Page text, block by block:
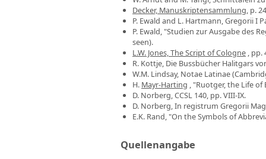
Decker, Manuskriptensammlung, p.
P. Ewald and L. Hartmann, Gregorii I
P. Ewald, "Studien zur Ausgabe des
seen).
L.W. Jones, The Script of Cologne , pp.
R. Kottje, Die Bussbücher Halitgars
W.M. Lindsay, Notae Latinae
H. Mayr-Harting , "Ruotger, the Life
D. Norberg, CCSL 140, pp. VIII-IX.
D. Norberg, In registrum Gregorii
E.K. Rand, "On the Symbols of
Quellenangabe